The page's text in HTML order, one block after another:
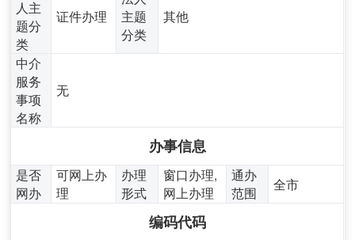
人主
题分
类
证件办理
主题
分类
其他
中介
服务
事项
名称
无
办事信息
是否
网办
可网上办
理
办理
形式
窗口办理,
网上办理
通办
范围
全市
编码代码